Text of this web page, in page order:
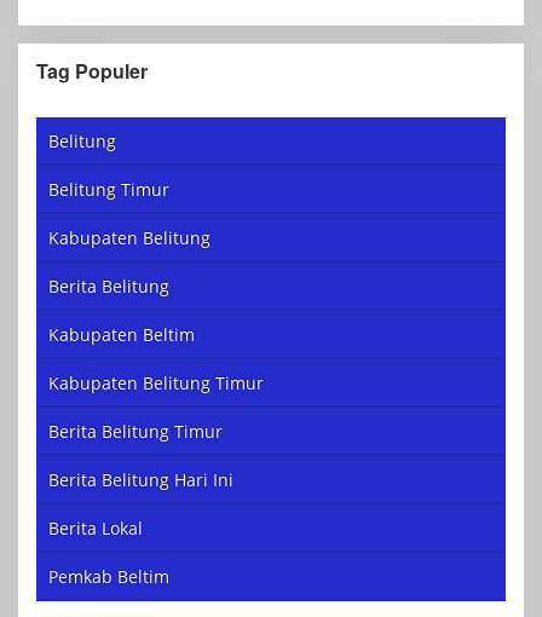
Tag Populer
Belitung
Belitung Timur
Kabupaten Belitung
Berita Belitung
Kabupaten Beltim
Kabupaten Belitung Timur
Berita Belitung Timur
Berita Belitung Hari Ini
Berita Lokal
Pemkab Beltim